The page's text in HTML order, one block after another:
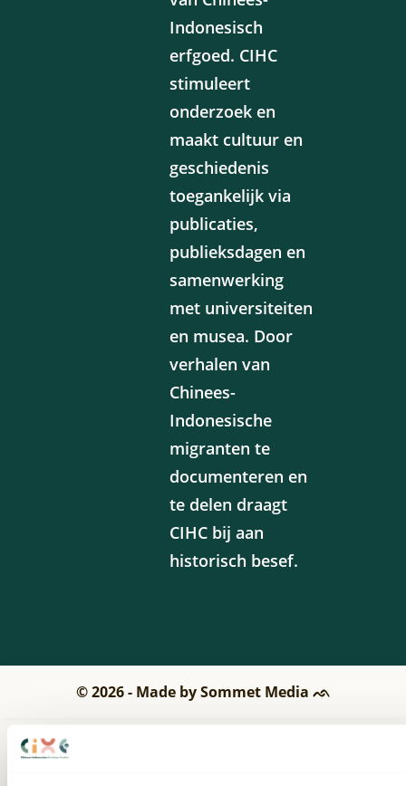
Indonesisch
erfgoed. CIHC
stimuleert
onderzoek en
maakt cultuur en
geschiedenis
toegankelijk via
publicaties,
publieksdagen en
samenwerking
met universiteiten
en musea. Door
verhalen van
Chinees-
Indonesische
migranten te
documenteren en
te delen draagt
CIHC bij aan
historisch besef.
© 2026 - Made by Sommet Media ᨒ